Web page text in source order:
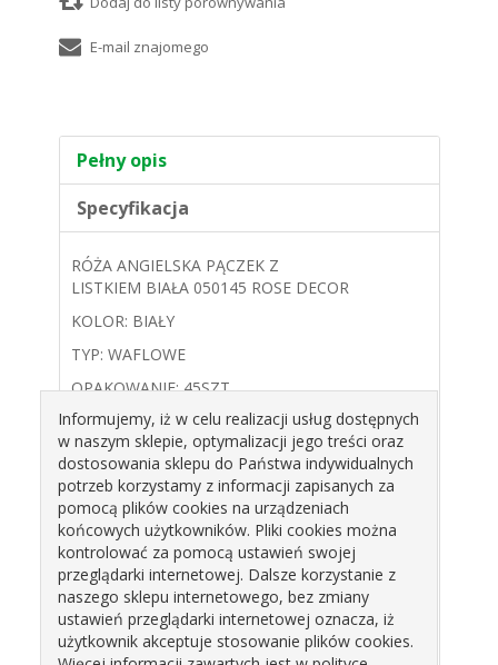
Pełny opis
Specyfikacja
RÓŻA ANGIELSKA PĄCZEK Z
LISTKIEM BIAŁA 050145 ROSE DECOR
KOLOR: BIAŁY
TYP: WAFLOWE
OPAKOWANIE: 45SZT.
5CM
Informujemy, iż w celu realizacji usług dostępnych
w naszym sklepie, optymalizacji jego treści oraz
dostosowania sklepu do Państwa indywidualnych
potrzeb korzystamy z informacji zapisanych za
pomocą plików cookies na urządzeniach
końcowych użytkowników. Pliki cookies można
kontrolować za pomocą ustawień swojej
przeglądarki internetowej. Dalsze korzystanie z
naszego sklepu internetowego, bez zmiany
ustawień przeglądarki internetowej oznacza, iż
użytkownik akceptuje stosowanie plików cookies.